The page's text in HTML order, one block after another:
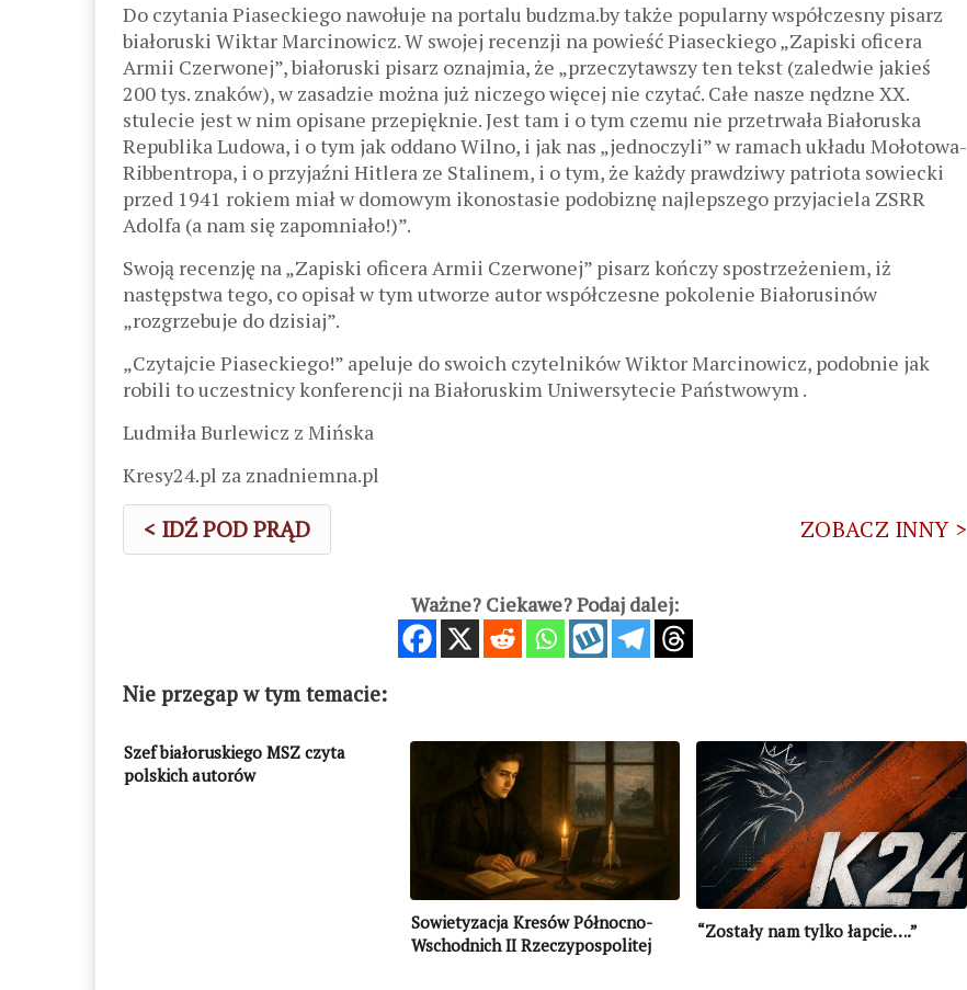
Do czytania Piaseckiego nawołuje na portalu budzma.by także popularny współczesny pisarz
białoruski Wiktar Marcinowicz. W swojej recenzji na powieść Piaseckiego „Zapiski oficera
Armii Czerwonej”, białoruski pisarz oznajmia, że „przeczytawszy ten tekst (zaledwie jakieś
200 tys. znaków), w zasadzie można już niczego więcej nie czytać. Całe nasze nędzne XX.
stulecie jest w nim opisane przepięknie. Jest tam i o tym czemu nie przetrwała Białoruska
Republika Ludowa, i o tym jak oddano Wilno, i jak nas „jednoczyli” w ramach układu Mołotowa-
Ribbentropa, i o przyjaźni Hitlera ze Stalinem, i o tym, że każdy prawdziwy patriota sowiecki
przed 1941 rokiem miał w domowym ikonostasie podobiznę najlepszego przyjaciela ZSRR
Adolfa (a nam się zapomniało!)”.
Swoją recenzję na „Zapiski oficera Armii Czerwonej” pisarz kończy spostrzeżeniem, iż
następstwa tego, co opisał w tym utworze autor współczesne pokolenie Białorusinów
„rozgrzebuje do dzisiaj”.
„Czytajcie Piaseckiego!” apeluje do swoich czytelników Wiktor Marcinowicz, podobnie jak
robili to uczestnicy konferencji na Białoruskim Uniwersytecie Państwowym .
Ludmiła Burlewicz z Mińska
Kresy24.pl za znadniemna.pl
< IDŹ POD PRĄD ZOBACZ INNY >
Ważne? Ciekawe? Podaj dalej:
Nie przegap w tym temacie:
Szef białoruskiego MSZ czyta
polskich autorów
Sowietyzacja Kresów Północno-
Wschodnich II Rzeczypospolitej
“Zostały nam tylko łapcie….”